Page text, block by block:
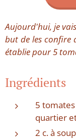
Aujourd'hui, je
but de les confire
établie pour 5
Ingrédients
5
quartier
2 c. à